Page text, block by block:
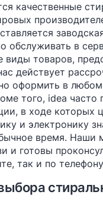
качественные
обслуживать в
виды товаров,
действует
оформить в
того, idea часто
в ходе которых
и электронику
время. Наши
и готовы
так и по